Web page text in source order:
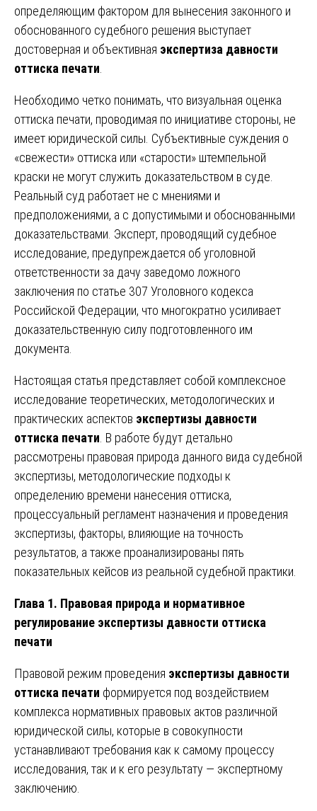
определяющим фактором для вынесения законного и
обоснованного судебного решения выступает
достоверная и объективная экспертиза давности
оттиска печати
Необходимо четко понимать, что визуальная оценка
оттиска печати, проводимая по инициативе стороны, не
имеет юридической силы. Субъективные суждения о
«свежести» оттиска или «старости» штемпельной
краски не могут служить доказательством в суде.
Реальный суд работает не с мнениями и
предположениями, а с допустимыми и обоснованными
доказательствами. Эксперт, проводящий судебное
исследование, предупреждается об уголовной
ответственности за дачу заведомо ложного
заключения по статье 307 Уголовного кодекса
Российской Федерации, что многократно усиливает
доказательственную силу подготовленного им
документа.
Настоящая статья представляет собой комплексное
исследование теоретических, методологических и
практических аспектов экспертизы давности
оттиска печати . В работе будут детально
рассмотрены правовая природа данного вида судебной
экспертизы, методологические подходы к
определению времени нанесения оттиска,
процессуальный регламент назначения и проведения
экспертизы, факторы, влияющие на точность
результатов, а также проанализированы пять
показательных кейсов из реальной судебной практики.
Глава 1. Правовая природа и нормативное
регулирование экспертизы давности оттиска
печати
Правовой режим проведения экспертизы давности
оттиска печати формируется под воздействием
комплекса нормативных правовых актов различной
юридической силы, которые в совокупности
устанавливают требования как к самому процессу
исследования, так и к его результату — экспертному
заключению.